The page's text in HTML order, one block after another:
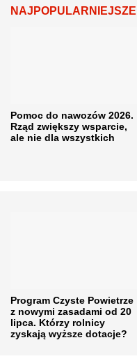
NAJPOPULARNIEJSZE
Pomoc do nawozów 2026.
Rząd zwiększy wsparcie,
ale nie dla wszystkich
Program Czyste Powietrze
z nowymi zasadami od 20
lipca. Którzy rolnicy
zyskają wyższe dotacje?